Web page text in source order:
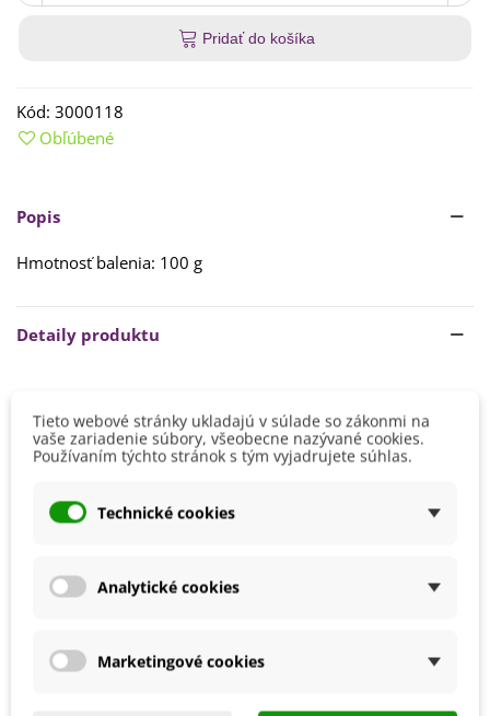
Pridať do košíka
Kód: 3000118
Obľúbené
Popis
Hmotnosť balenia: 100 g
Detaily produktu
Mohli byste ešte potrebovať
Tieto webové stránky ukladajú v súlade so zákonmi na
vaše zariadenie súbory, všeobecne nazývané cookies.
Používaním týchto stránok s tým vyjadrujete súhlas.
Technické cookies
Analytické cookies
Marketingové cookies